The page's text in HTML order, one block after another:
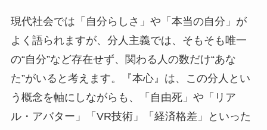
現代社会では「自分らしさ」や「本当の自分」が
よく語られますが、分人主義では、そもそも唯一
の“自分”など存在せず、関わる人の数だけ“あな
た”がいると考えます。『本心』は、この分人とい
う概念を軸にしながらも、「自由死」や「リア
ル・アバター」「VR技術」「経済格差」といった